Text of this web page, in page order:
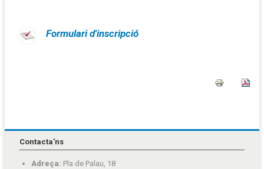
Formulari d'inscripció
Contacta'ns
Adreça: Pla de Palau, 18